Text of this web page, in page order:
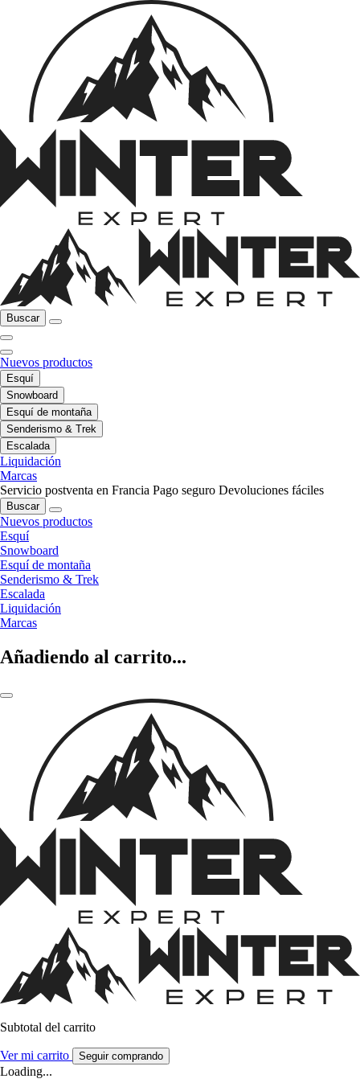
Buscar
Nuevos productos
Esquí
Snowboard
Esquí de montaña
Senderismo & Trek
Escalada
Liquidación
Marcas
Servicio postventa en Francia Pago seguro Devoluciones fáciles
Buscar
Nuevos productos
Esquí
Snowboard
Esquí de montaña
Senderismo & Trek
Escalada
Liquidación
Marcas
Añadiendo al carrito...
Subtotal del carrito
Ver mi carrito Seguir comprando
Loading...